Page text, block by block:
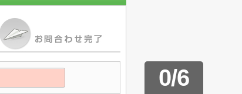
0/6